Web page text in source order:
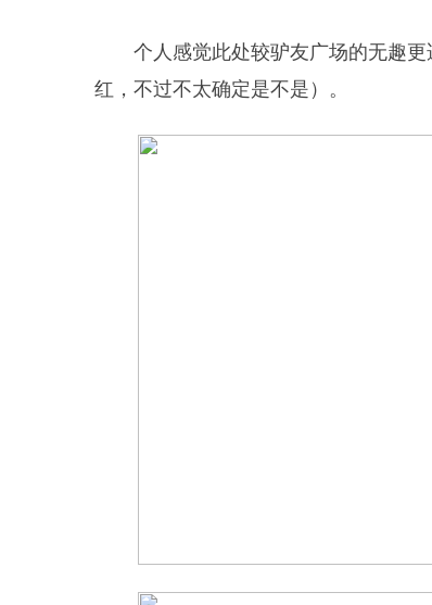
个人感觉此处较驴友广场的无趣
红，不过不太确定是不是）。